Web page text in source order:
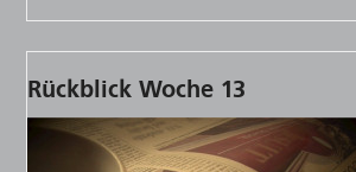
Rückblick Woche 13